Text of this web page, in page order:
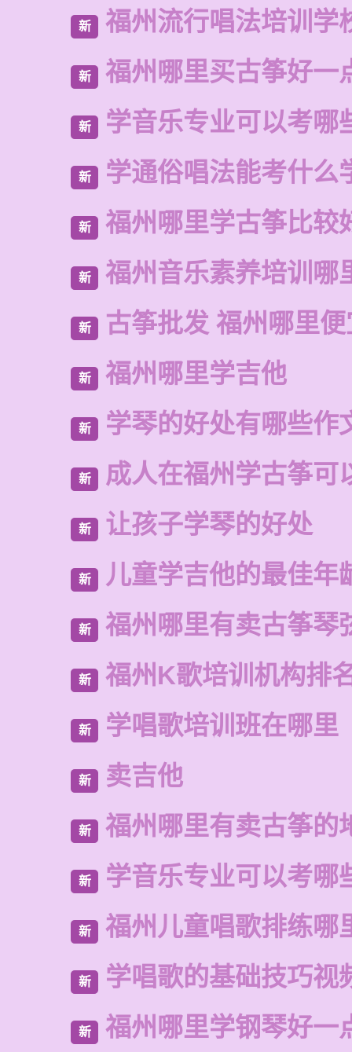
新 福州流行唱法培训学
新 福州哪里买古筝好一
新 学音乐专业可以考哪
新 学通俗唱法能考什么
新 福州哪里学古筝比较
新 福州音乐素养培训哪
新 古筝批发 福州哪里
新 福州哪里学吉他
新 学琴的好处有哪些作
新 成人在福州学古筝可
新 让孩子学琴的好处
新 儿童学吉他的最佳年
新 福州哪里有卖古筝琴
新 福州K歌培训机构排
新 学唱歌培训班在哪里
新 卖吉他
新 福州哪里有卖古筝的
新 学音乐专业可以考哪
新 福州儿童唱歌排练哪
新 学唱歌的基础技巧视
新 福州哪里学钢琴好一